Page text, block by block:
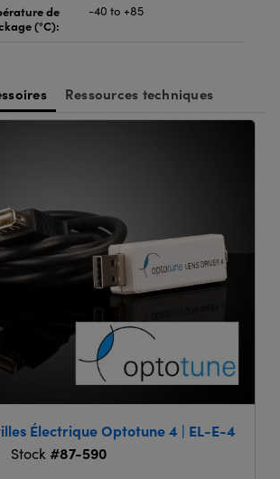
de
(°C):
-40 to +85
Ressources techniques
Électrique Optotune 4 | EL-E-4
Stock #87-590